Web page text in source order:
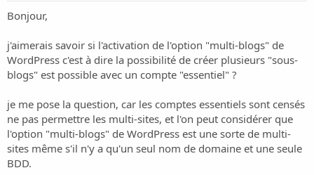
l
d
i
s
c
s
s
i
o
n
t
Bonjour,
j'aimerais savoir si l'activation de l'option "multi-blogs" de
WordPress c'est à dire la possibilité de créer plusieurs "sous-
blogs" est possible avec un compte "essentiel" ?
je me pose la question, car les comptes essentiels sont censés
ne pas permettre les multi-sites, et l'on peut considérer que
l'option "multi-blogs" de WordPress est une sorte de multi-
sites même s'il n'y a qu'un seul nom de domaine et une seule
BDD.